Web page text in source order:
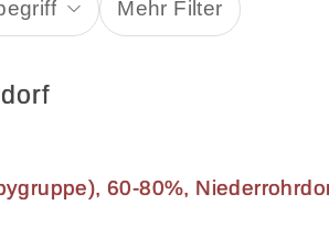
Mehr Filter
60-80%,